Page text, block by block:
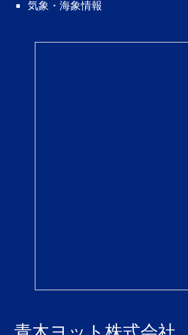
気象・海象情報